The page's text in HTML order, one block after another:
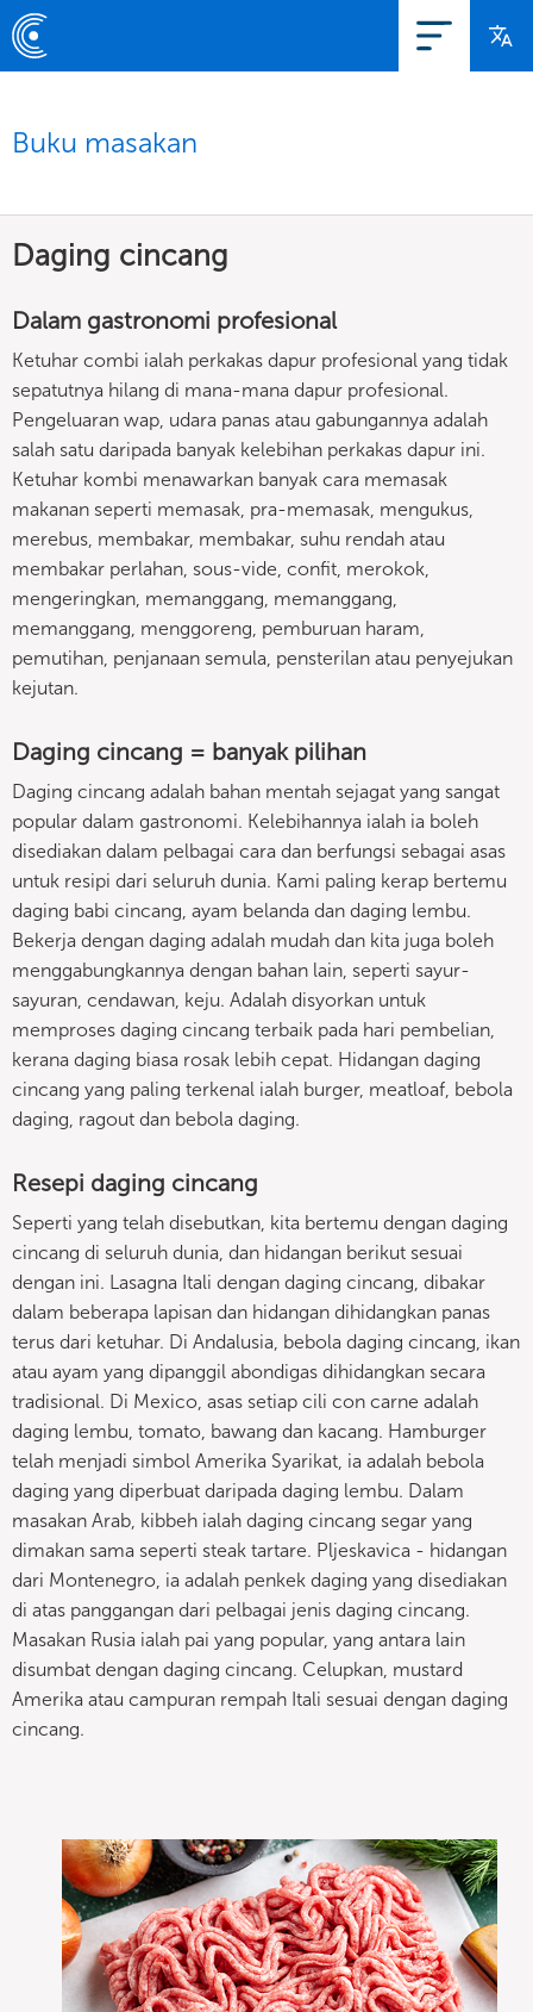
Buku masakan
Daging cincang
Dalam gastronomi profesional
Ketuhar combi ialah perkakas dapur profesional yang tidak
sepatutnya hilang di mana-mana dapur profesional.
Pengeluaran wap, udara panas atau gabungannya adalah
salah satu daripada banyak kelebihan perkakas dapur ini.
Ketuhar kombi menawarkan banyak cara memasak
makanan seperti memasak, pra-memasak, mengukus,
merebus, membakar, membakar, suhu rendah atau
membakar perlahan, sous-vide, confit, merokok,
mengeringkan, memanggang, memanggang,
memanggang, menggoreng, pemburuan haram,
pemutihan, penjanaan semula, pensterilan atau penyejukan
kejutan.
Daging cincang = banyak pilihan
Daging cincang adalah bahan mentah sejagat yang sangat
popular dalam gastronomi. Kelebihannya ialah ia boleh
disediakan dalam pelbagai cara dan berfungsi sebagai asas
untuk resipi dari seluruh dunia. Kami paling kerap bertemu
daging babi cincang, ayam belanda dan daging lembu.
Bekerja dengan daging adalah mudah dan kita juga boleh
menggabungkannya dengan bahan lain, seperti sayur-
sayuran, cendawan, keju. Adalah disyorkan untuk
memproses daging cincang terbaik pada hari pembelian,
kerana daging biasa rosak lebih cepat. Hidangan daging
cincang yang paling terkenal ialah burger, meatloaf, bebola
daging, ragout dan bebola daging.
Resepi daging cincang
Seperti yang telah disebutkan, kita bertemu dengan daging
cincang di seluruh dunia, dan hidangan berikut sesuai
dengan ini. Lasagna Itali dengan daging cincang, dibakar
dalam beberapa lapisan dan hidangan dihidangkan panas
terus dari ketuhar. Di Andalusia, bebola daging cincang, ikan
atau ayam yang dipanggil abondigas dihidangkan secara
tradisional. Di Mexico, asas setiap cili con carne adalah
daging lembu, tomato, bawang dan kacang. Hamburger
telah menjadi simbol Amerika Syarikat, ia adalah bebola
daging yang diperbuat daripada daging lembu. Dalam
masakan Arab, kibbeh ialah daging cincang segar yang
dimakan sama seperti steak tartare. Pljeskavica - hidangan
dari Montenegro, ia adalah penkek daging yang disediakan
di atas panggangan dari pelbagai jenis daging cincang.
Masakan Rusia ialah pai yang popular, yang antara lain
disumbat dengan daging cincang. Celupkan, mustard
Amerika atau campuran rempah Itali sesuai dengan daging
cincang.